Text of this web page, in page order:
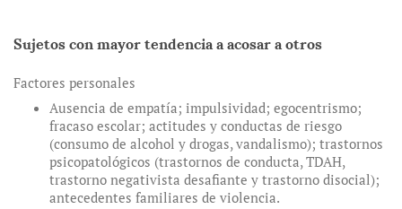
Sujetos con mayor tendencia a acosar a otros
Factores personales
Ausencia de empatía; impulsividad; egocentrismo;
fracaso escolar; actitudes y conductas de riesgo
(consumo de alcohol y drogas, vandalismo); trastornos
psicopatológicos (trastornos de conducta, TDAH,
trastorno negativista desafiante y trastorno disocial);
antecedentes familiares de violencia.